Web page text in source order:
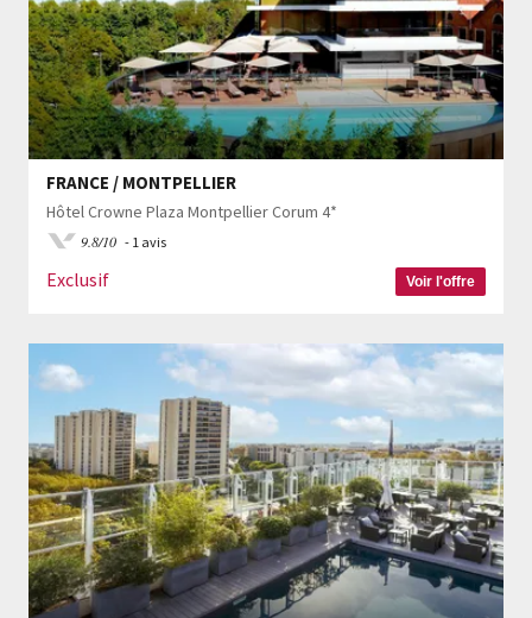
FRANCE / MONTPELLIER
Hôtel Crowne Plaza Montpellier Corum 4*
9.8/10 - 1 avis
Exclusif Voir l'offre